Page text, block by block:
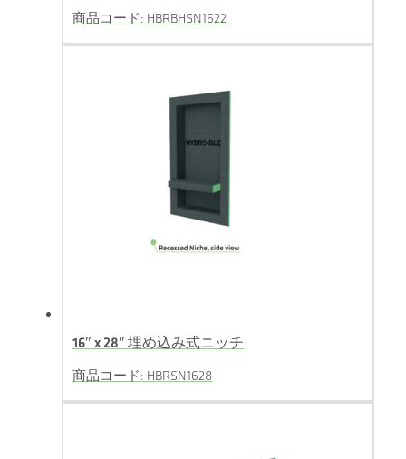
商品コード: HBRBHSN1622
16″ x 28″ 埋め込み式ニッチ
商品コード: HBRSN1628